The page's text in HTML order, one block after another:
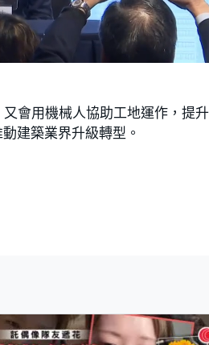
會用機械人協助工地運作，提
建築業界升級轉型。